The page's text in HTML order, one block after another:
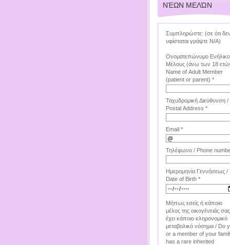
ΝΈΩΝ ΜΕΛΏΝ
Συμπληρώστε: (σε ότι δεν
υφίσταται γράψτε Ν/Α)
Ονοματεπώνυμο
Μέλους (άνω των 18
Name of Adult Member
(patient or parent) *
Ταχυδρομική Διεύθυνση /
Postal Address *
Email *
Τηλέφωνο / Phone
Ημερομηνία Γεννήσεως /
Date of Birth *
Μήπως εσείς ή κάποιο
μέλος της οικογένειάς σας
έχει κάποιο κληρονομικό
μεταβολικό νόσημα / Do
or a member of your
has a rare inherited